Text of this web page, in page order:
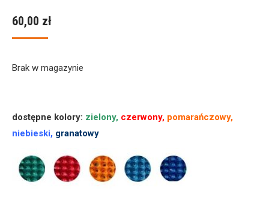
60,00 zł
Brak w magazynie
dostępne kolory: zielony, czerwony, pomarańczowy,
niebieski, granatowy